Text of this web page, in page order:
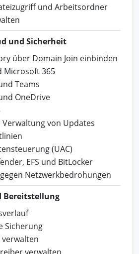
und Arbeitsordner
und Sicherheit
über Domain Join einbinden
Microsoft 365
Teams
OneDrive
von Updates
(UAC)
EFS und BitLocker
Netzwerkbedrohungen
Bereitstellung
Sicherung